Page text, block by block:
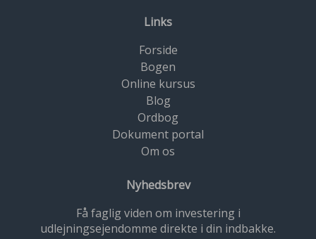
Links
Forside
Bogen
Online kursus
Blog
Ordbog
Dokument portal
Om os
Nyhedsbrev
Få faglig viden om investering i
udlejningsejendomme direkte i din indbakke.